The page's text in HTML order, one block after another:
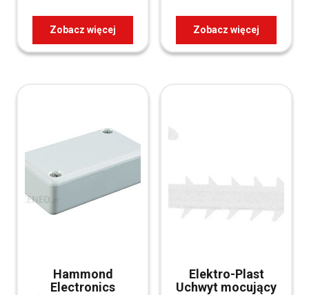
Zobacz więcej Zobacz więcej
Hammond
Electronics
Elektro-Plast
Uchwyt mocujący